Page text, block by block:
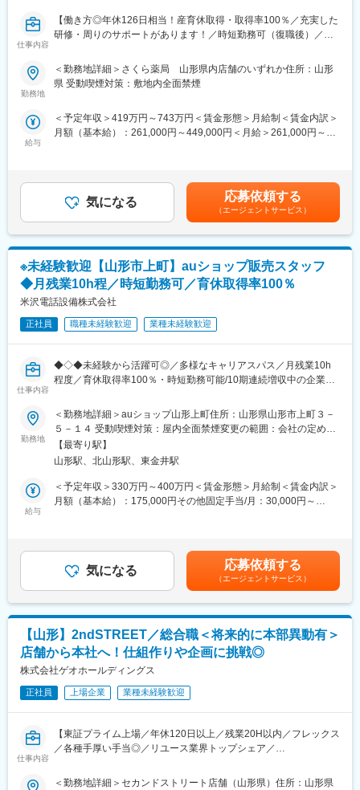
重視し、相談しやすく協力し合える職場環境です。
当社は2023年2月に設立された楽天グループ100％出資の新会社
で、事業運営に必要な企画、立ち上げ、コンサルティング、オペ
変更の範囲：会社の定める業務
・年間休日125日（公休120日＋計画年休5日）
・月1回は土日休み取得可能
・空調完備の工場、最新設備導入済み
・共有工具を店舗備品として用意（自己負担なし）
■キャリアアップ・評価制度
当社では、年功序列ではなく成果と実力を正当に評価します。
・入社半年で工場長チャレンジも可能
・最年少22歳で工場長になった実績あり
・工場長は年収1,000万円超も目指せる
※新規出店が続いているため、「ポストが詰まっていて昇格できな
い」という心配はありません。
■働き方について
ライフプランに合わせて、勤務スタイルを選択可能です。
・地域型：自宅から30km圏内のみ配属（転勤なし）
・中域型：エリア内での転勤あり
・グローバル型：全国転勤あり（手当充実）
■ 当社について
350店舗以上を展開する業界大手企業です。「みんなに愛される
クルマ屋さん」を理念に、整備士の採用・待遇改善にも継続的に
投資しています。
仕事内容
【働き方◎年休126日相当！産育休取得・取得率100％／充実した
研修・周りのサポートがあります！／時短勤務可（復職後）／全
【職務概要】
さくら薬局を全国に820店舗ほど展開している当社にて、各店舗
をお任せします。
す。その一つが約20年前から導入され、進化を続けている調剤シ
ステム「SPITS」。
■処方箋受付から一連の調剤業務を連動させ、業務効率化を図るほ
か、調剤過誤防止機能を高め、患者様と働くスタッフを守ってい
ます。
《業界トップクラスの認定薬局数と盤石化を図る組織体制》
■がん診療連携拠点病院等との密な連携を行いつつ、より高度な薬
学管理や、高い専門性が求められる特殊な調剤に対応できる専門
医療機関連携薬局も取得しています。
ている理由の1つです。
■薬剤師→管理薬剤師→エリアマネージャーを目指せます。個々人
の能力によりますが、2～3年でキャリアアップが可能です。ま
た、管理薬剤師になると月2.5万円の昇給が行われます。
■ご希望によっては、薬剤師専任・マネジメントとしてのキャリア
だけではなく、採用担当／研修担当／本社勤務へのキャリアチェ
ンジも可能です。
■平均残業時間 月11.9時間
■年休126日相当（126日×8時間＝1,008時間）
ンや社内規定などをご案内。同期入社の方との繋がりを踏まえ、
『さくら薬局の薬剤師』として、安心してキャリアをスタートい
ただくための研修です。
■【生涯学習講座】【薬局薬剤師総論】【疾患別ベーシック講座】
【疾患別アドバンス講座】等、薬局薬剤師・かかりつけ薬剤師に
必要な知識を習得することができます。
勤務地
＜勤務地詳細＞さくら薬局 山形県内店舗のいずれか住所：山形
県 受動喫煙対策：敷地内全面禁煙
給与
＜予定年収＞419万円～743万円＜賃金形態＞月給制＜賃金内訳＞
月額（基本給）：261,000円～449,000円＜月給＞261,000円～
性があります。月給(月額)は固定手当を含めた表記です。
気になる 応募依頼する
（エージェントサービス）
※未経験歓迎【山形市上町】auショップ販売スタッフ
◆月残業10h程／時短勤務可／育休取得率100％
米沢電話設備株式会社
正社員 職種未経験歓迎 業種未経験歓迎
仕事内容
◆◇◆未経験から活躍可◎／多様なキャリアスパス／月残業10h
程度／育休取得率100％・時短勤務可能/10期連続増収中の企業／
■職務内容：
・新規加入・機種変更のご案内
・端末の操作説明
・彫金プラン・登録情報の変更や事務手続き
■入社後の研修：
入社後３～5日間の座学研修（企業理念、お客様との接し方、携帯
また、現在活躍している社員のほとんどが未経験から入社してお
り、前職では建設業、接客業、警察官として働いていた方もおり
ますので、未経験からでも安心してご入社いただけます。
目指すマネジメントコースから選択が可能です。ご自身の志向や
プライベートの両立に合わせたキャリアを自由に描けます。2年目
以降はチーフをお任せすることが多く、過去には3年で店長になっ
す。
個人ノルマはなく、各店舗で目標数値を追っていきます。評価に
ついては、実績の評価と定性面の評価（10項目）の二つの軸で判
勤務地
＜勤務地詳細＞auショップ山形上町住所：山形県山形市上町３－
５－１４ 受動喫煙対策：屋内全面禁煙変更の範囲：会社の定める
事業所
【最寄り駅】
山形駅、北山形駅、東金井駅
給与
＜予定年収＞330万円～400万円＜賃金形態＞月給制＜賃金内訳＞
月額（基本給）：175,000円その他固定手当/月：30,000円～
業手当＞有＜給与補足＞※上記の年収は残業代を含まない額です。
■賞与：年2回（約1カ月分～4か月分）利益に対しての貢献度や評
価によって変動■昇給：年2回（6月、12月）■モデル年収：・20代
年収460万円／月給30万円＋賞与（経験3年）・30代 年収600万円
／月給40万円＋賞与（経験6年） 賃金はあくまでも目安の金額で
あり、選考を通じて上下する可能性があります。月給(月額)は固定
手当を含めた表記です。
気になる 応募依頼する
（エージェントサービス）
【山形】2ndSTREET／総合職＜将来的に本部異動有＞
店舗から本社へ！仕組作りや企画に挑戦◎
株式会社ゲオホールディングス
正社員 上場企業 業種未経験歓迎
仕事内容
【東証プライム上場／年休120日以上／残業20H以内／フレックス
／各種手厚い手当◎／リユース業界トップシェア／
上～】
＜勤務地詳細＞セカンドストリート店舗（山形県）住所：山形県